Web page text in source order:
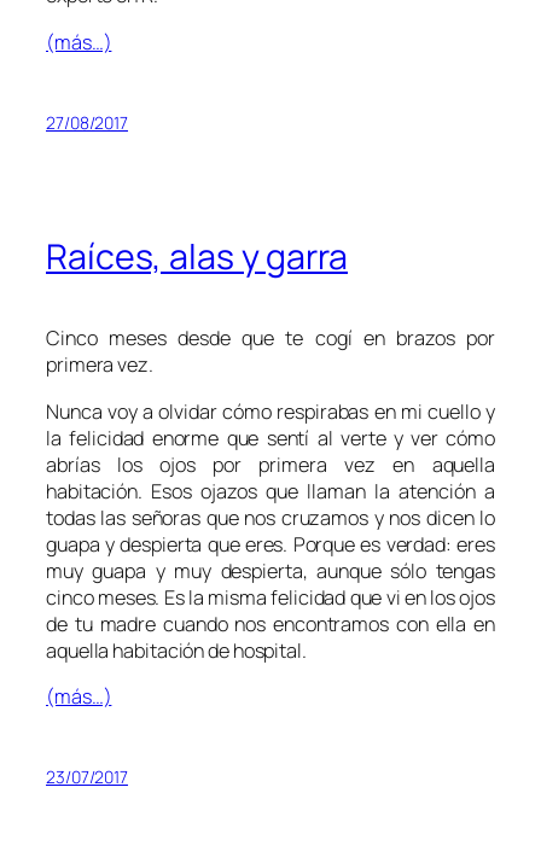
(más…)
27/08/2017
Raíces, alas y garra
Cinco meses desde que te cogí en brazos por
primera vez.
Nunca voy a olvidar cómo respirabas en mi cuello y
la felicidad enorme que sentí al verte y ver cómo
abrías los ojos por primera vez en aquella
habitación. Esos ojazos que llaman la atención a
todas las señoras que nos cruzamos y nos dicen lo
guapa y despierta que eres. Porque es verdad: eres
muy guapa y muy despierta, aunque sólo tengas
cinco meses. Es la misma felicidad que vi en los ojos
de tu madre cuando nos encontramos con ella en
aquella habitación de hospital.
(más…)
23/07/2017